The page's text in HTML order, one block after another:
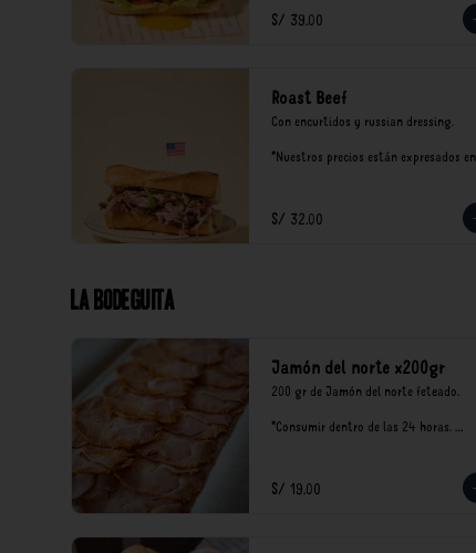
S/ 39.00
Roast Beef
Con encurtidos y russian dressing.
*Nuestros precios están expresados en
S/ 32.00
La Bodeguita
Jamón del norte x200gr
200 gr de Jamón del norte feteado.
*Consumir dentro de las 24 horas.
soles e incluyen impuestos de ley y
recargo al consumo.
S/ 19.00